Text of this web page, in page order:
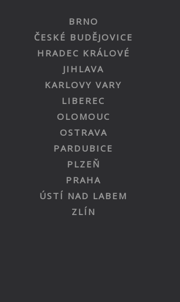
BRNO
ČESKÉ BUDĚJOVICE
HRADEC KRÁLOVÉ
JIHLAVA
KARLOVY VARY
LIBEREC
OLOMOUC
OSTRAVA
PARDUBICE
PLZEŇ
PRAHA
ÚSTÍ NAD LABEM
ZLÍN